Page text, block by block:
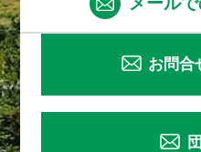
メール
お問合